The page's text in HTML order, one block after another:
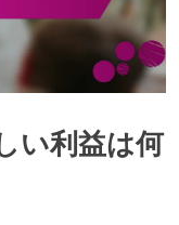
い利益は何